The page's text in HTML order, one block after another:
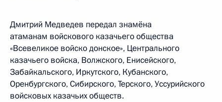
Дмитрий Медведев передал знамёна
атаманам войскового казачьего общества
«Всевеликое войско донское», Центрального
казачьего войска, Волжского, Енисейского,
Забайкальского, Иркутского, Кубанского,
Оренбургского, Сибирского, Терского, Уссурийского
войсковых казачьих обществ.